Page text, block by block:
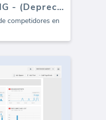
Competencia de IG - (Depreciado)
competidores en